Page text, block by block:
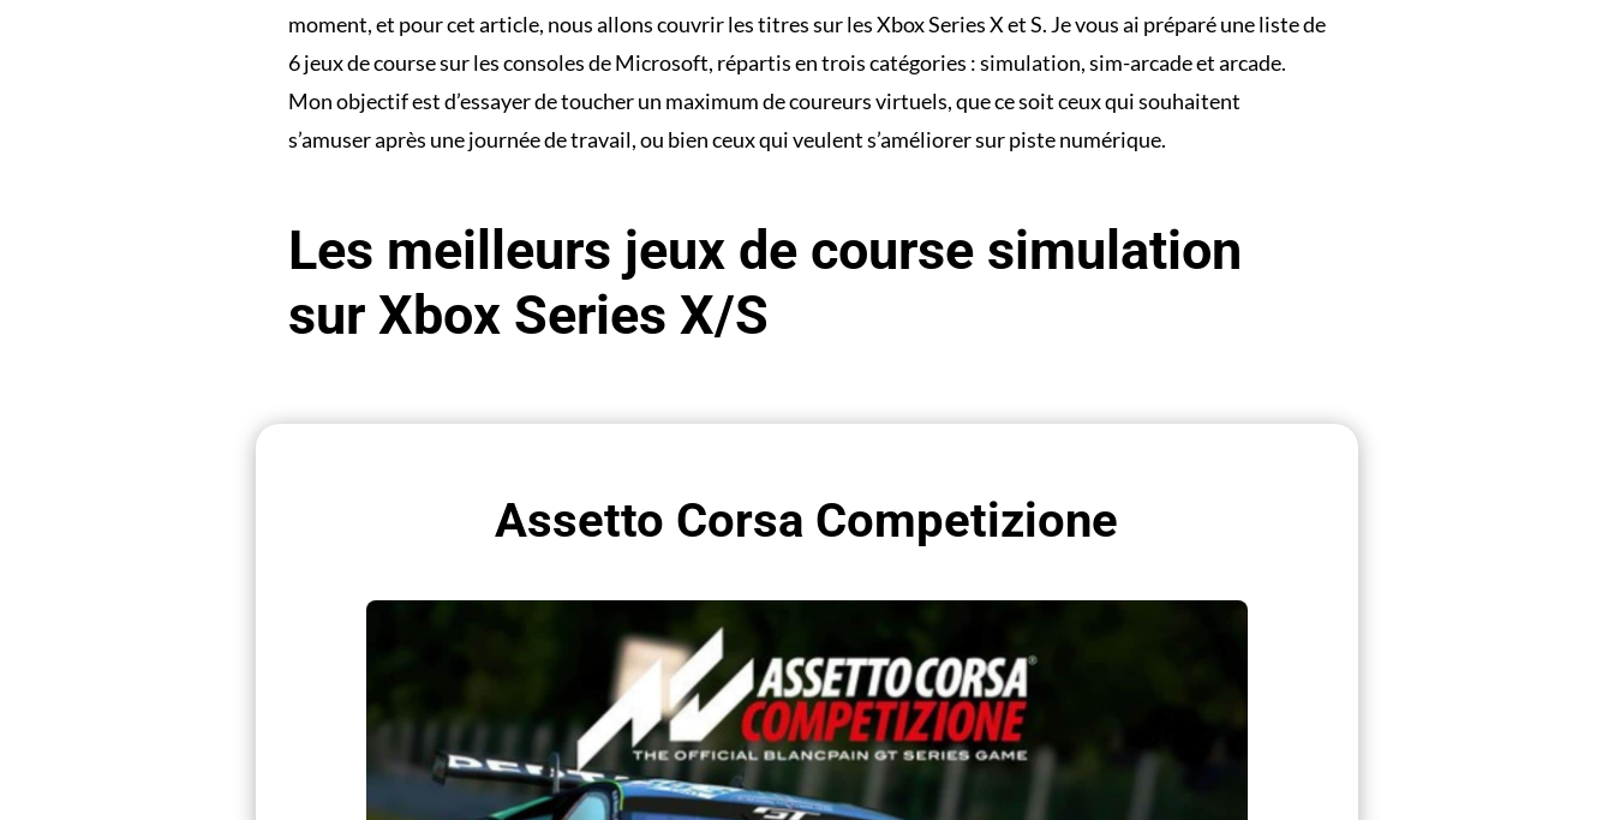
moment, et pour cet article, nous allons couvrir les titres sur les Xbox Series X et S. Je vous ai préparé une liste de
6 jeux de course sur les consoles de Microsoft, répartis en trois catégories : simulation, sim-arcade et arcade.
Mon objectif est d’essayer de toucher un maximum de coureurs virtuels, que ce soit ceux qui souhaitent
s’amuser après une journée de travail, ou bien ceux qui veulent s’améliorer sur piste numérique.
Les meilleurs jeux de course simulation
sur Xbox Series X/S
Assetto Corsa Competizione